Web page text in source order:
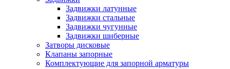
Задвижки латунные
Задвижки стальные
Задвижки чугунные
Задвижки шиберные
Затворы дисковые
Клапаны запорные
Комплектующие для запорной арматуры